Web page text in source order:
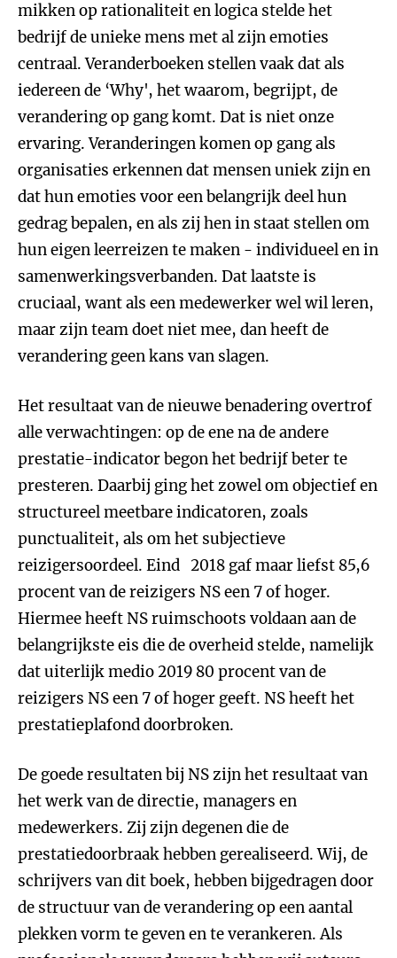
mikken op rationaliteit en logica stelde het
bedrijf de unieke mens met al zijn emoties
centraal. Veranderboeken stellen vaak dat als
iedereen de ‘Why', het waarom, begrijpt, de
verandering op gang komt. Dat is niet onze
ervaring. Veranderingen komen op gang als
organisaties erkennen dat mensen uniek zijn en
dat hun emoties voor een belangrijk deel hun
gedrag bepalen, en als zij hen in staat stellen om
hun eigen leerreizen te maken - individueel en in
samenwerkingsverbanden. Dat laatste is
cruciaal, want als een medewerker wel wil leren,
maar zijn team doet niet mee, dan heeft de
verandering geen kans van slagen.
Het resultaat van de nieuwe benadering overtrof
alle verwachtingen: op de ene na de andere
prestatie-indicator begon het bedrijf beter te
presteren. Daarbij ging het zowel om objectief en
structureel meetbare indicatoren, zoals
punctualiteit, als om het subjectieve
reizigersoordeel. Eind 2018 gaf maar liefst 85,6
procent van de reizigers NS een 7 of hoger.
Hiermee heeft NS ruimschoots voldaan aan de
belangrijkste eis die de overheid stelde, namelijk
dat uiterlijk medio 2019 80 procent van de
reizigers NS een 7 of hoger geeft. NS heeft het
prestatieplafond doorbroken.
De goede resultaten bij NS zijn het resultaat van
het werk van de directie, managers en
medewerkers. Zij zijn degenen die de
prestatiedoorbraak hebben gerealiseerd. Wij, de
schrijvers van dit boek, hebben bijgedragen door
de structuur van de verandering op een aantal
plekken vorm te geven en te verankeren. Als